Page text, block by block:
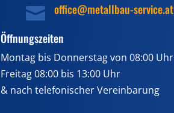
 office@metallbau-service.at
Öffnungszeiten
Montag bis Donnerstag von 08:00
Freitag 08:00 bis 13:00 Uhr
& nach telefonischer Vereinbarung